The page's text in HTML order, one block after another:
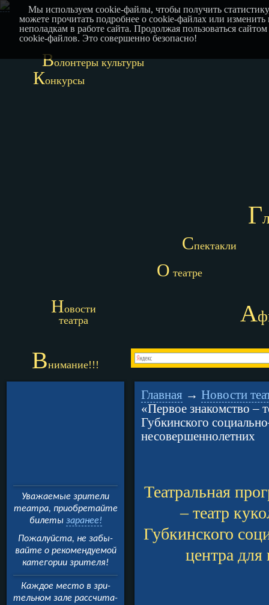
Волонтеры культуры
Конкурсы
Г
Спектакли
О театре
Новости
театра
А
Внимание!!!
Уважаемые зрители
театра, приобретайте
билеты заранее!
Пожалуйста, не забы­
вайте о рекомендуемой
категории зрителя!
Каждое место в зри­
тельном зале рассчита­
Главная → Новости
«Первое знакомство –
Губкинского
несовершеннолетних
Театральная
– театр
Губкинского
центра
Мы используем cookie-файлы, чтобы получить
можете прочитать подробнее о cookie-файлах или
неполадкам в работе сайта. Продолжая пользоваться
cookie-файлов. Это совершенно безопасно!